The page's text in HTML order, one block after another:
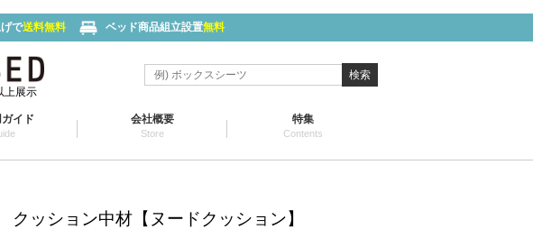
で送料無料 ベッド商品組立設置無料
上展示
検索
イド 会社概要
Store
特集
Contents
クッション中材【ヌードクッション】